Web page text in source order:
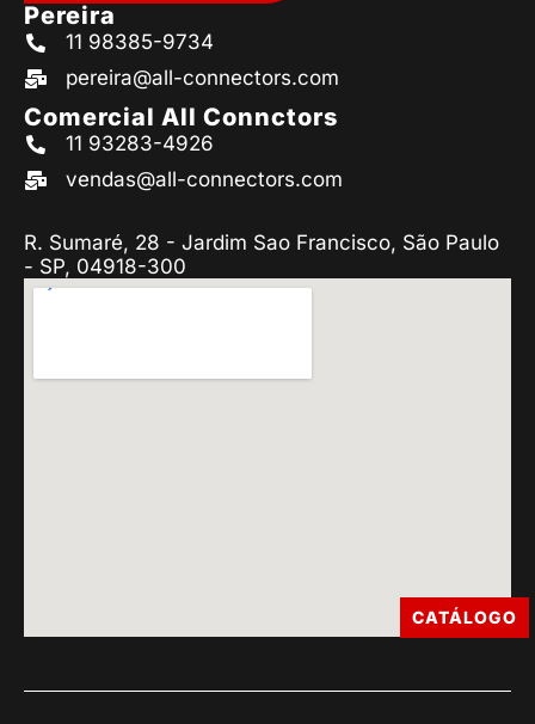
Pereira
11 98385-9734
pereira@all-connectors.com
Comercial All Connctors
11 93283-4926
vendas@all-connectors.com
R. Sumaré, 28 - Jardim Sao Francisco, São Paulo
- SP, 04918-300
CATÁLOGO